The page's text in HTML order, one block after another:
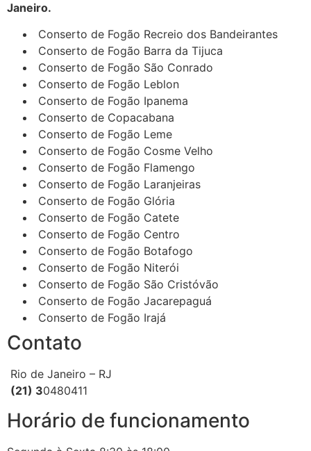
Janeiro.
Conserto de Fogão Recreio dos Bandeirantes
Conserto de Fogão Barra da Tijuca
Conserto de Fogão São Conrado
Conserto de Fogão Leblon
Conserto de Fogão Ipanema
Conserto de Copacabana
Conserto de Fogão Leme
Conserto de Fogão Cosme Velho
Conserto de Fogão Flamengo
Conserto de Fogão Laranjeiras
Conserto de Fogão Glória
Conserto de Fogão Catete
Conserto de Fogão Centro
Conserto de Fogão Botafogo
Conserto de Fogão Niterói
Conserto de Fogão São Cristóvão
Conserto de Fogão Jacarepaguá
Conserto de Fogão Irajá
Contato
Rio de Janeiro – RJ
(21) 30480411
Horário de funcionamento